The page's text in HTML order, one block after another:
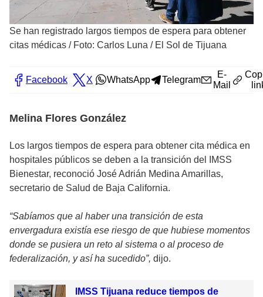
Se han registrado largos tiempos de espera para obtener
citas médicas / Foto: Carlos Luna / El Sol de Tijuana
Facebook X WhatsApp Telegram
E-
Mail
Melina Flores González
Los largos tiempos de espera para obtener cita médica en
hospitales públicos se deben a la transición del IMSS
Bienestar, reconoció José Adrián Medina Amarillas,
secretario de Salud de Baja California.
“Sabíamos que al haber una transición de esta
envergadura existía ese riesgo de que hubiese momentos
donde se pusiera un reto al sistema o al proceso de
federalización, y así ha sucedido”, dijo.
IMSS Tijuana reduce tiempos de